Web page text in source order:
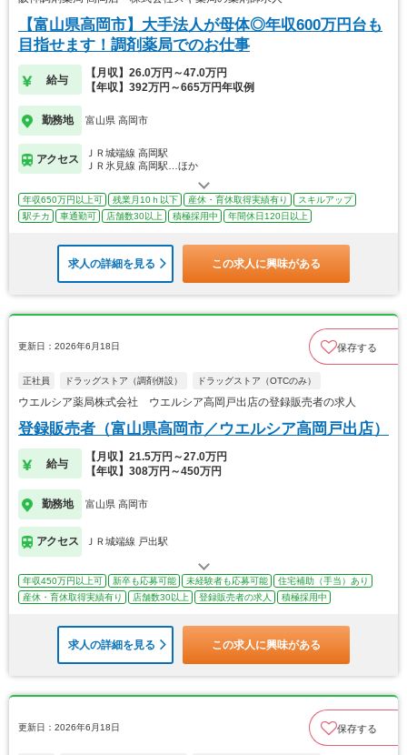
【富山県高岡市】大手法人が母体◎年収600万円台も
目指せます！調剤薬局でのお仕事
給与
【月収】26.0万円～47.0万円
【年収】392万円～665万円年収例
勤務地 富山県 高岡市
アクセス
ＪＲ城端線 高岡駅
ＪＲ氷見線 高岡駅…ほか
年収650万円以上可 残業月10ｈ以下 産休・育休取得実績有り
スキルアップ
駅チカ
車通勤可 店舗数30以上 積極採用中 年間休日120日以上
求人の詳細を見る この求人に興味がある
更新日：2026年6月18日 保存する
正社員 ドラッグストア（調剤併設） ドラッグストア（OTCのみ）
ウエルシア薬局株式会社 ウエルシア高岡戸出店の登録販売者の求人
登録販売者（富山県高岡市／ウエルシア高岡戸出店）
給与
【月収】21.5万円～27.0万円
【年収】308万円～450万円
勤務地 富山県 高岡市
アクセス ＪＲ城端線 戸出駅
年収450万円以上可 新卒も応募可能 未経験者も応募可能
住宅補助（手当）あり
産休・育休取得実績有り
店舗数30以上 登録販売者の求人 積極採用中
求人の詳細を見る この求人に興味がある
更新日：2026年6月18日 保存する